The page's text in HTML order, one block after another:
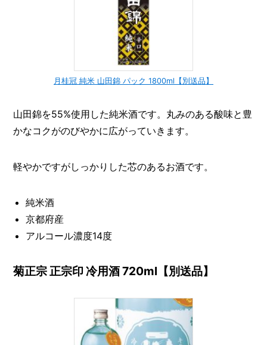
月桂冠 純米 山田錦 パック 1800ml【別送品】
山田錦を55%使用した純米酒です。丸みのある酸味と豊
かなコクがのびやかに広がっていきます。
軽やかですがしっかりした芯のあるお酒です。
純米酒
京都府産
アルコール濃度14度
菊正宗 正宗印 冷用酒 720ml【別送品】